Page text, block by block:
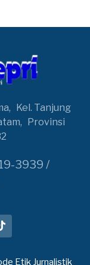
Kel. Tanjung
Provinsi
3939 /
Etik Jurnalistik